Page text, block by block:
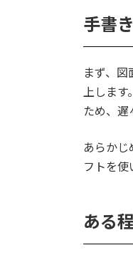
手書
まず、
上しま
ため、遅
あらかじ
フトを使
ある